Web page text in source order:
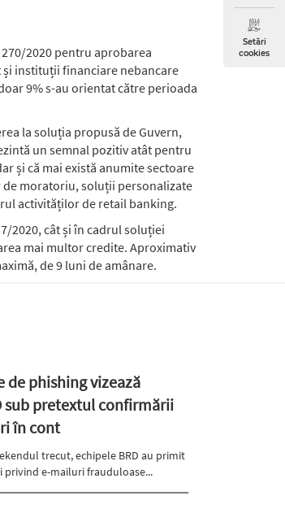
Setări
cookies
2020 pentru aprobarea
instituții financiare nebancare
9% s-au orientat către perioada
la soluția propusă de Guvern,
un semnal pozitiv atât pentru
și că mai există anumite sectoare
de moratoriu, soluții personalizate
activităților de retail banking.
2020, cât și în cadrul soluției
mai multor credite. Aproximativ
de 9 luni de amânare.
de phishing vizează
sub pretextul confirmării
în cont
trecut, echipele BRD au primit
privind e-mailuri frauduloase...